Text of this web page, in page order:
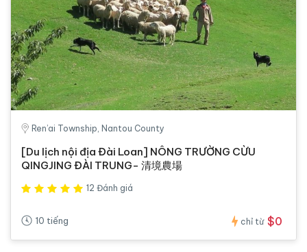
Ren’ai Township, Nantou County
[Du lịch nội địa Đài Loan] NÔNG TRƯỜNG CỪU
QINGJING ĐÀI TRUNG- 清境農場
12 Đánh giá
10 tiếng chỉ từ $0